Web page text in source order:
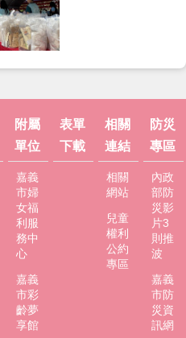
附屬
單位
嘉義
市婦
女福
利服
務中
心
嘉義
市彩
齡夢
享館
表單
下載
相關
連結
相關
網站
兒童
權利
公約
專區
防災
專區
內政
部防
災影
片3
則推
波
嘉義
市防
災資
訊網